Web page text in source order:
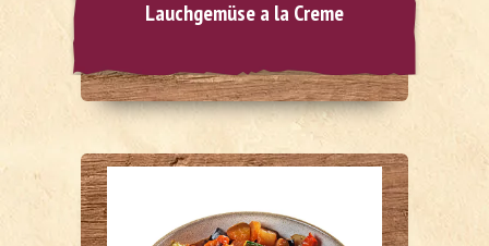
Lauchgemüse a la Creme